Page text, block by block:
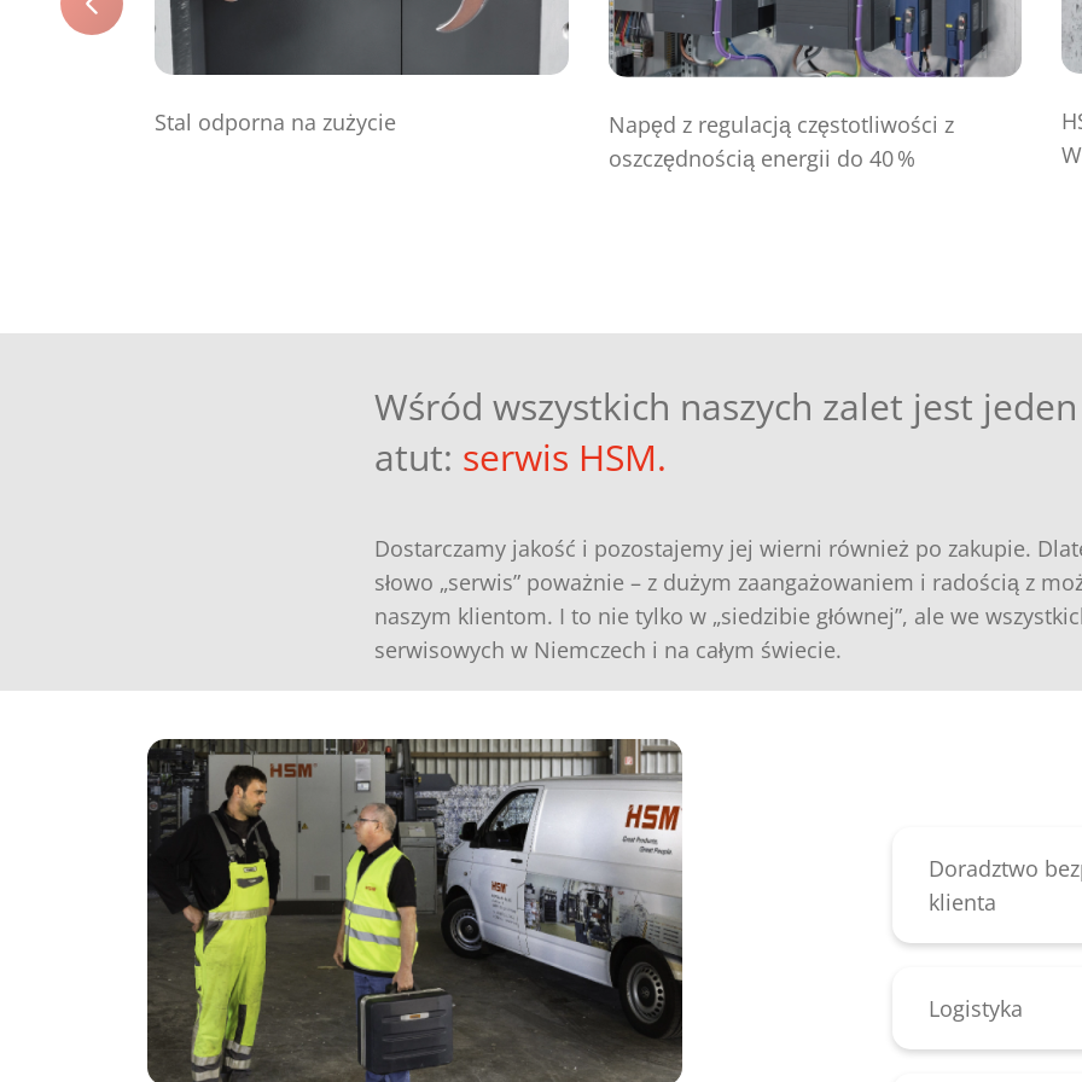
Stal odporna na zużycie
Napęd z regulacją częstotliwości z
oszczędnością energii do 40 %
Wśród wszystkich naszych zalet jest
atut: serwis HSM.
Dostarczamy jakość i pozostajemy jej wierni również po zakupie.
słowo „serwis” poważnie – z dużym zaangażowaniem i radością z
naszym klientom. I to nie tylko w „siedzibie głównej”, ale we
serwisowych w Niemczech i na całym świecie.
Doradztwo
klienta
Wizyty i
oraz działu
Przeliczenie
Logistyka